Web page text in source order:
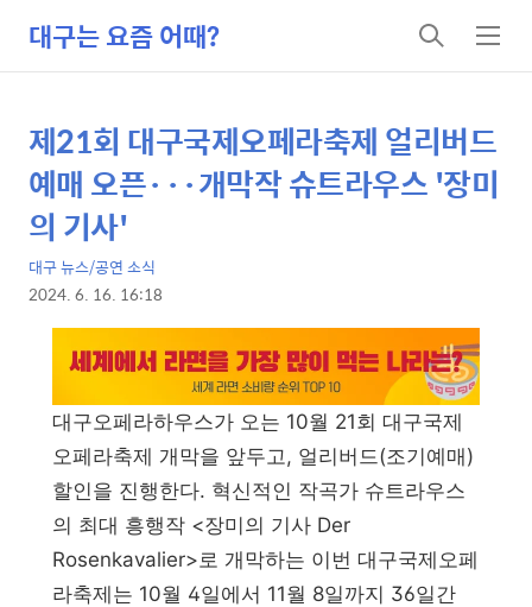
대구는 요즘 어때?
검
색
메
뉴
상
세
컨
텐
츠
본
문
제
목
제21회 대구국제오페라축제 얼리버드
예매 오픈···개막작 슈트라우스 '장미
의 기사'
대구 뉴스/공연 소식
2024. 6. 16. 16:18
대구오페라하우스가 오는 10월 21회 대구국제
오페라축제 개막을 앞두고, 얼리버드(조기예매)
할인을 진행한다. 혁신적인 작곡가 슈트라우스
의 최대 흥행작 <장미의 기사 Der
Rosenkavalier>로 개막하는 이번 대구국제오페
라축제는 10월 4일에서 11월 8일까지 36일간